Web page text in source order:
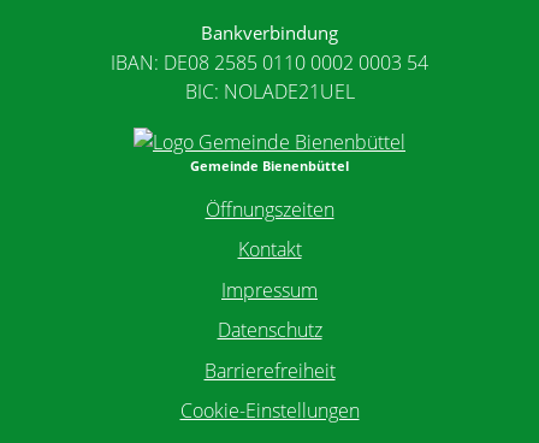
Bankverbindung
IBAN: DE08 2585 0110 0002 0003 54
BIC: NOLADE21UEL
Gemeinde Bienenbüttel
Öffnungszeiten
Kontakt
Impressum
Datenschutz
Barrierefreiheit
Cookie-Einstellungen